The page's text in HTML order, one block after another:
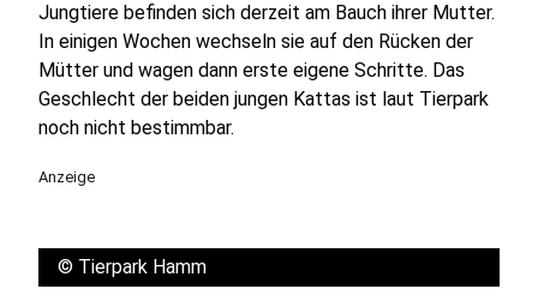
Jungtiere befinden sich derzeit am Bauch ihrer Mutter.
In einigen Wochen wechseln sie auf den Rücken der
Mütter und wagen dann erste eigene Schritte. Das
Geschlecht der beiden jungen Kattas ist laut Tierpark
noch nicht bestimmbar.
Anzeige
© Tierpark Hamm